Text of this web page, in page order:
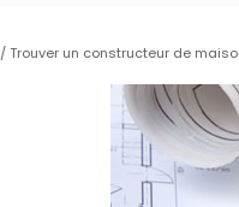
/ Trouver un constructeur de